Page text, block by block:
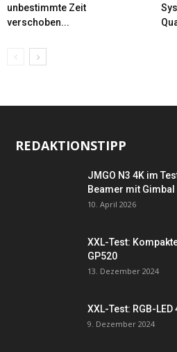
unbestimmte Zeit
verschoben...
REDAKTIONSTIPP
JMGO N3 4K im
Beamer mit
10. April 2026
XXL-Test:
GP520
13. Dezember 2024
XXL-Test: RGB-
9. Dezember 2024